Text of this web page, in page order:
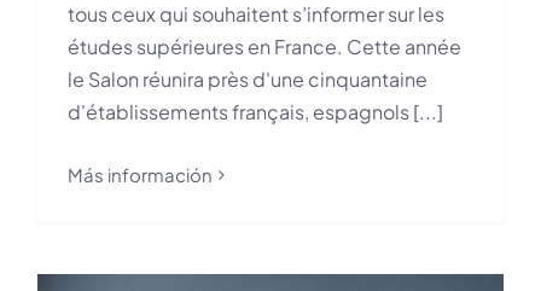
tous ceux qui souhaitent s’informer sur les
études supérieures en France. Cette année
le Salon réunira près d'une cinquantaine
d'établissements français, espagnols [...]
Más información